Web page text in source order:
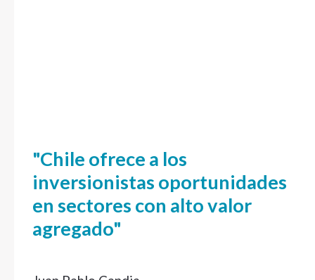
"Chile ofrece a los
inversionistas oportunidades
en sectores con alto valor
agregado"